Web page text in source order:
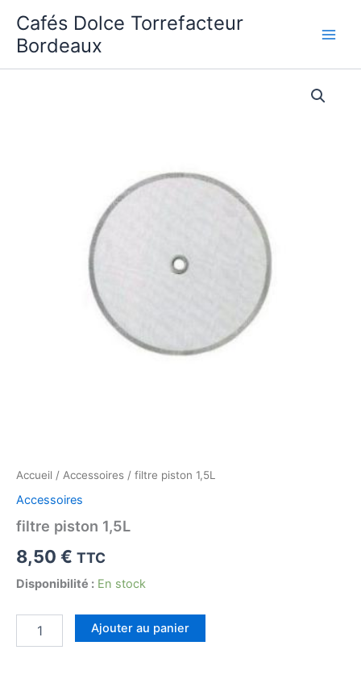
contenu
Cafés Dolce Torrefacteur
Bordeaux
Accueil / Accessoires / filtre piston 1,5L
Accessoires
filtre piston 1,5L
8,50 € TTC
Disponibilité : En stock
Ajouter au panier